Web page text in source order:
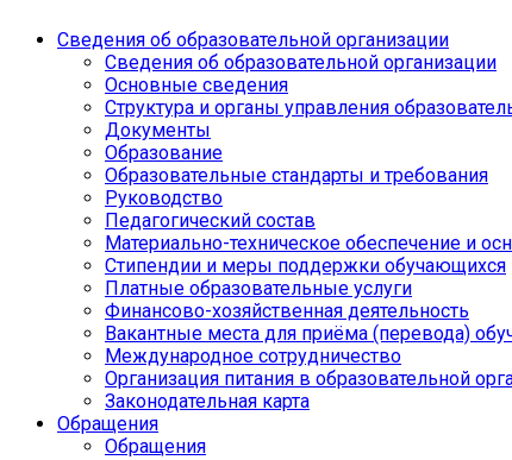
Сведения об образовательной организации
Сведения об образовательной организации
Основные сведения
Структура и органы управления
Документы
Образование
Образовательные стандарты и требования
Руководство
Педагогический состав
Материально-техническое обеспечение и
Стипендии и меры поддержки обучающихся
Платные образовательные услуги
Финансово-хозяйственная деятельность
Вакантные места для приёма (перевода)
Международное сотрудничество
Организация питания в образовательной
Законодательная карта
Обращения
Обращения